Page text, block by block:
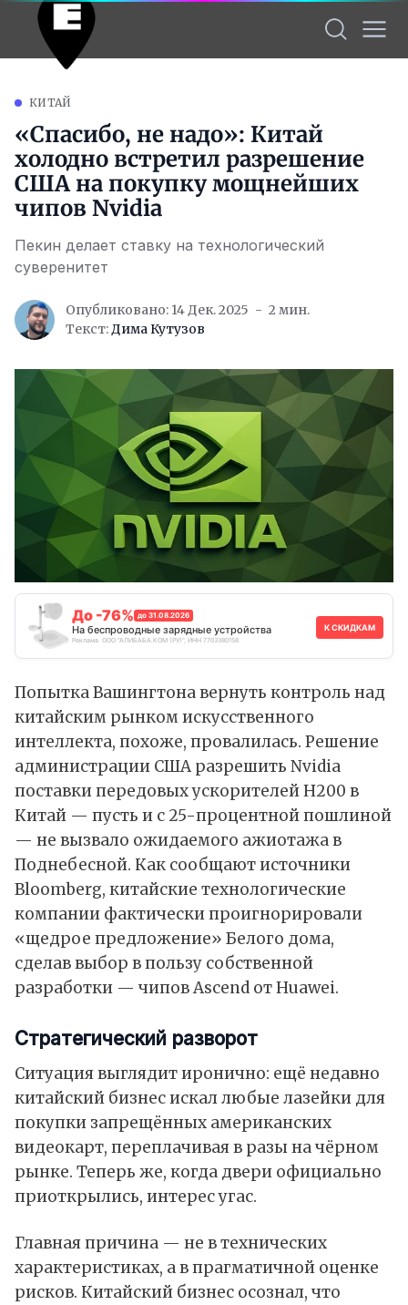
КИТАЙ
«Спасибо, не надо»: Китай
холодно встретил разрешение
США на покупку мощнейших
чипов Nvidia
Пекин делает ставку на технологический
суверенитет
Опубликовано: 14 Дек. 2025
2 мин.
Текст:Дима Кутузов
До -76% до 31.08.2026
На беспроводные зарядные устройства
Реклама. ООО "АЛИБАБА.КОМ (РУ)", ИНН 7703380158
К СКИДКАМ
Попытка Вашингтона вернуть контроль над
китайским рынком искусственного
интеллекта, похоже, провалилась. Решение
администрации США разрешить Nvidia
поставки передовых ускорителей H200 в
Китай — пусть и с 25-процентной пошлиной
— не вызвало ожидаемого ажиотажа в
Поднебесной. Как сообщаютисточники
Bloomberg, китайские технологические
компании фактически проигнорировали
«щедрое предложение» Белого дома,
сделав выбор в пользу собственной
разработки — чипов Ascend от Huawei.
Стратегический разворот
Ситуация выглядит иронично: ещё недавно
китайский бизнес искал любые лазейки для
покупки запрещённых американских
видеокарт, переплачивая в разы на чёрном
рынке. Теперь же, когда двери официально
приоткрылись, интерес угас.
Главная причина — не в технических
характеристиках, а в прагматичной оценке
рисков. Китайский бизнес осознал, что